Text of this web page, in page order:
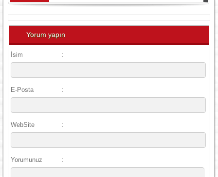
Yorum yapın
İsim :
E-Posta :
WebSite :
Yorumunuz :